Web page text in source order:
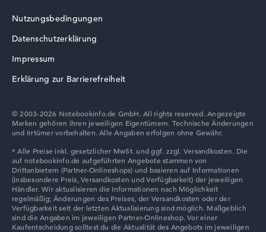
Nutzungsbedingungen
Datenschutzerklärung
Impressum
Erklärung zur Barrierefreiheit
© 2003-2026 Notebookinfo.de GmbH. All rights reserved. Angezeigte
Marken gehören ihren jeweiligen Eigentümern. Technische Änderungen
und Irrtümer vorbehalten. Alle Angaben erfolgen ohne Gewähr.